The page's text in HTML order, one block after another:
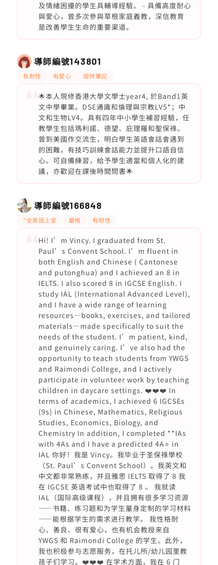
及情緒困擾的學生具輔導經驗。 - 具備高度耐心
與愛心，曾多次參與草根家庭義教，深信教育
是改善學生生命的重要渠道。
導師編號143801
有耐性 有愛心 提供筆記
🌟本人現修香港大學文學士year4, 於Band1英
文中學畢業。DSE通識和倫理與宗教LV5*；中
文和生物LV4。具有四年中小學生補習經驗，任
教學生包括瑪利諾、德望、庇理羅和聖保祿。
曾到美國作交流生，明白學生英語會話會遇到
的困難，有技巧訓練會話能力並提升口語自信
心。可自備練習，給予學生適當和個人化的建
議，亦歡迎在課後時間問書🌟
導師編號166848
*全英語上堂 嚴格 有耐性
Hi! I’m Vincy. I graduated from St.
Paul’s Convent School. I’m fluent in
both English and Chinese ( Cantonese
and putonghua) and I achieved an 8 in
IELTS. I also scored 8 in IGCSE English. I
study IAL (International Advanced Level),
and I have a wide range of learning
resources—books, exercises, and tailored
materials—made specifically to suit the
needs of the student. I’m patient, kind,
and genuinely caring. I’ve also had the
opportunity to teach students from YWGS
and Raimondi College, and I actively
participate in volunteer work by teaching
children in daycare settings. ❤️❤️❤️ In
terms of academics, I achieved 6 IGCSEs
(9s) in Chinese, Mathematics, Religious
Studies, Economics, Biology, and
Chemistry In addition, I completed **IAs
with 4As and I have a predicted 4A⭐️ in
IAL 你好！我是 Vincy。我毕业于圣保祿學校
（St. Paul’s Convent School）。我英文和
中文都非常熟练，并且雅思 IELTS 取得了 8 我
在 IGCSE 英语考试中也取得了 8 。 我就读
IAL（国际高级课程），并且拥有很多学习资源
——书籍、练习题和为学生量身定制的学习材料
——能根据学生的需求进行教学。 我性格耐
心、善良、很有爱心，也有机会教授来自
YWGS 和 Raimondi College 的学生。此外，
我也积极参与志愿服务，在托儿所/幼儿园里教
孩子们学习。❤️❤️❤️ 在学术方面，我在 6 门